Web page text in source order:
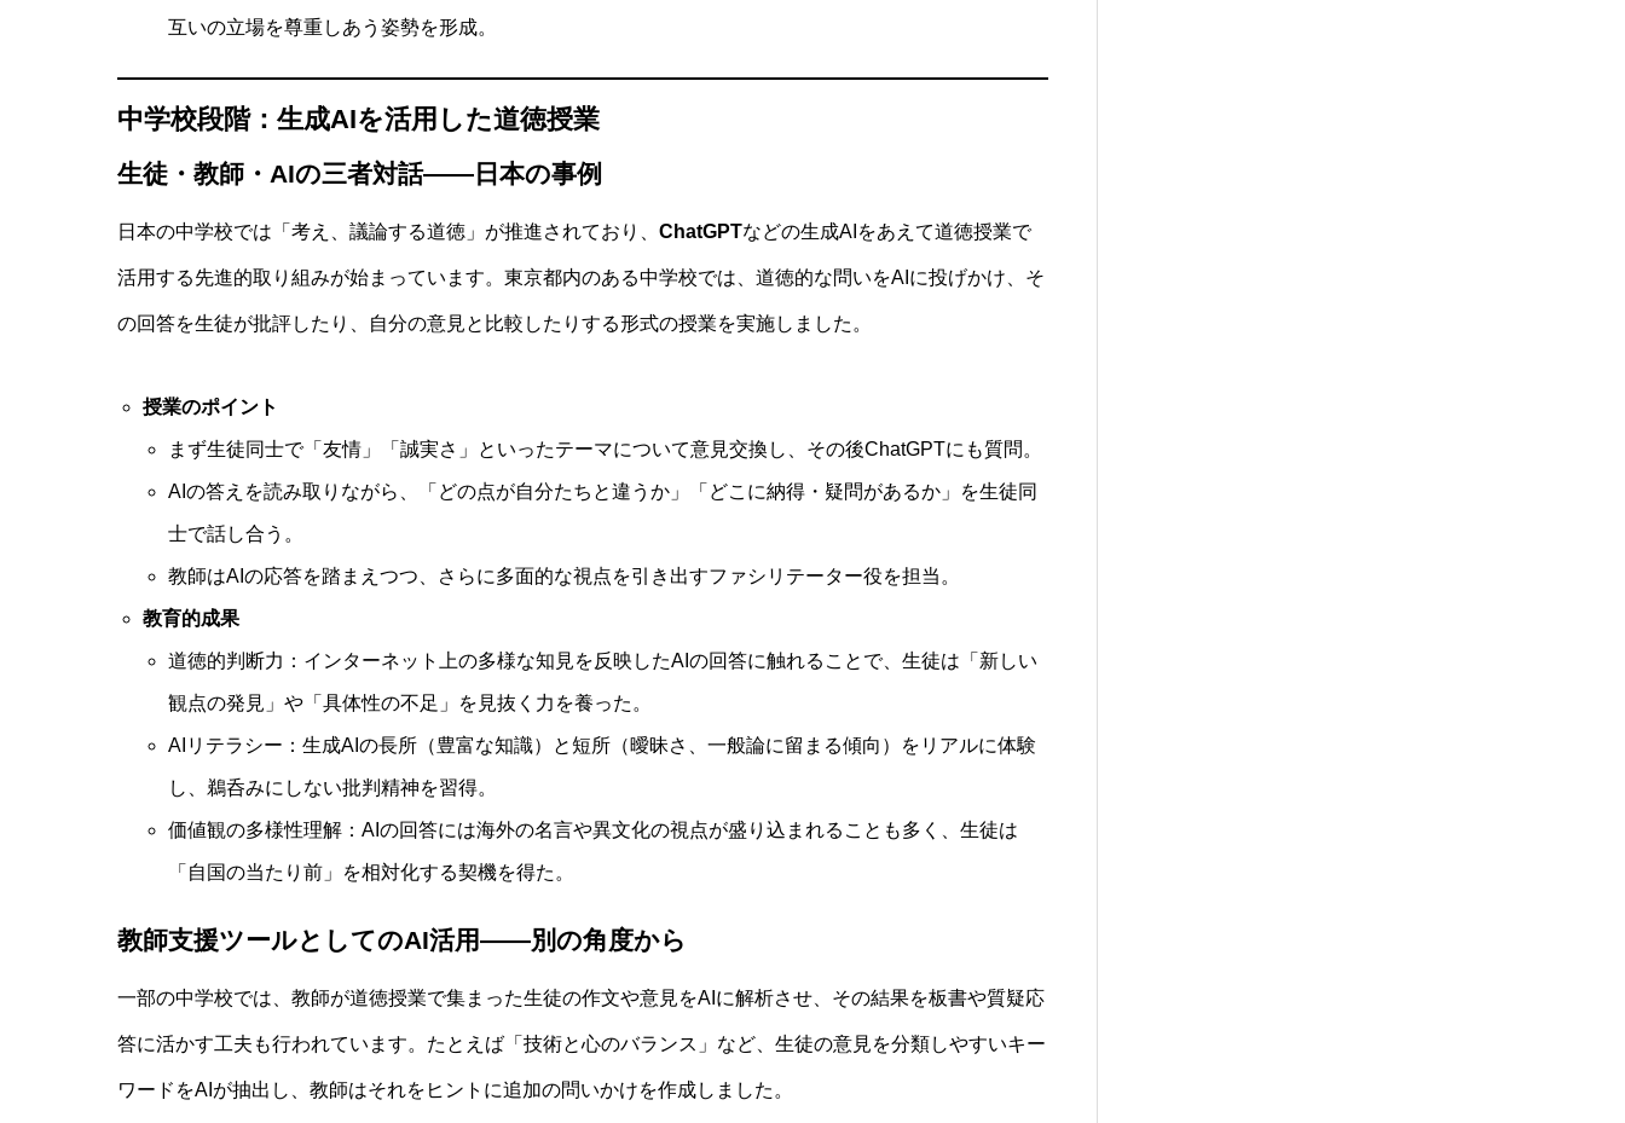
互いの立場を尊重しあう姿勢を形成。
中学校段階：生成AIを活用した道徳授業
生徒・教師・AIの三者対話――日本の事例
日本の中学校では「考え、議論する道徳」が推進されており、 ChatGPTなどの生成AIをあえて道徳授業で
活用する先進的取り組みが始まっています。東京都内のある中学校では、道徳的な問いをAIに投げかけ、そ
の回答を生徒が批評したり、自分の意見と比較したりする形式の授業を実施しました。
授業のポイント
まず生徒同士で「友情」「誠実さ」といったテーマについて意見交換し、その後ChatGPTにも質問。
AIの答えを読み取りながら、「どの点が自分たちと違うか」「どこに納得・疑問があるか」を生徒同
士で話し合う。
教師はAIの応答を踏まえつつ、さらに多面的な視点を引き出すファシリテーター役を担当。
教育的成果
道徳的判断力：インターネット上の多様な知見を反映したAIの回答に触れることで、生徒は「新しい
観点の発見」や「具体性の不足」を見抜く力を養った。
AIリテラシー：生成AIの長所（豊富な知識）と短所（曖昧さ、一般論に留まる傾向）をリアルに体験
し、鵜呑みにしない批判精神を習得。
価値観の多様性理解：AIの回答には海外の名言や異文化の視点が盛り込まれることも多く、生徒は
「自国の当たり前」を相対化する契機を得た。
教師支援ツールとしてのAI活用――別の角度から
一部の中学校では、教師が道徳授業で集まった生徒の作文や意見をAIに解析させ、その結果を板書や質疑応
答に活かす工夫も行われています。たとえば「技術と心のバランス」など、生徒の意見を分類しやすいキー
ワードをAIが抽出し、教師はそれをヒントに追加の問いかけを作成しました。